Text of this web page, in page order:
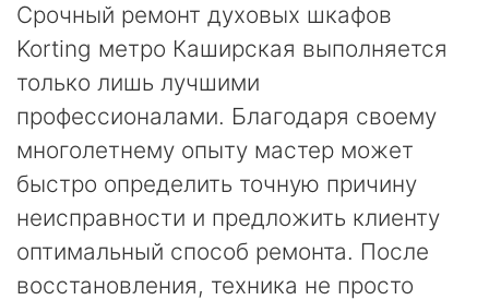
Срочный ремонт духовых шкафов
Korting метро Каширская выполняется
только лишь лучшими
профессионалами. Благодаря своему
многолетнему опыту мастер может
быстро определить точную причину
неисправности и предложить клиенту
оптимальный способ ремонта. После
восстановления, техника не просто